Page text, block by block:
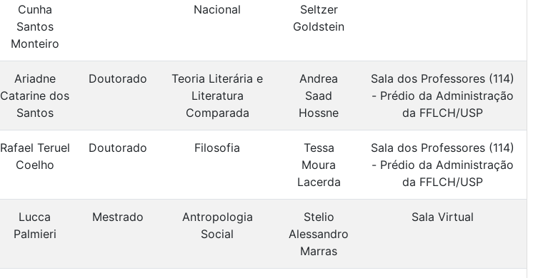
Cunha
Santos
Monteiro
Nacional
Seltzer
Goldstein
Ariadne
Catarine dos
Santos
Doutorado
Teoria Literária e
Literatura
Comparada
Andrea
Saad
Hossne
Sala dos Professores (114)
- Prédio da Administração
da FFLCH/USP
Rafael Teruel
Coelho
Doutorado Filosofia
Tessa
Moura
Lacerda
Sala dos Professores (114)
- Prédio da Administração
da FFLCH/USP
Lucca
Palmieri
Mestrado
Antropologia
Social
Stelio
Alessandro
Marras
Sala Virtual